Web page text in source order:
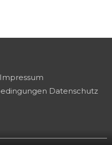
Impressum
Datenschutz